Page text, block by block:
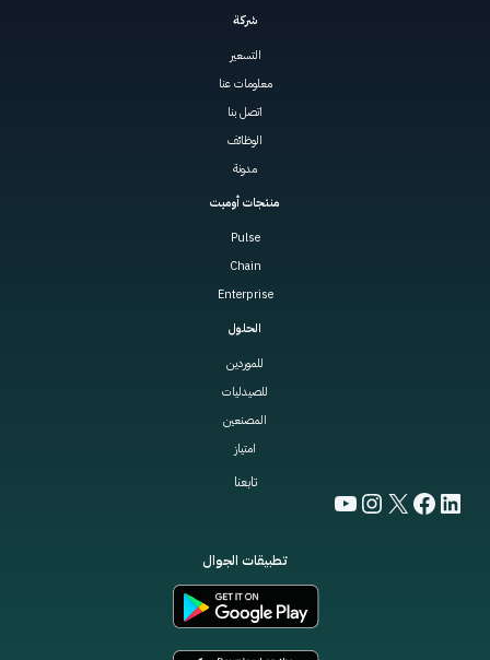
شركة
التسعير
معلومات عنا
اتصل بنا
الوظائف
مدونة
منتجات أوميت
Pulse
Chain
Enterprise
الحلول
للموردين
للصيدليات
المصنعين
امتياز
تابعنا
LinkedIn
Facebook
X
Instagram
YouTube
تطبيقات الجوال